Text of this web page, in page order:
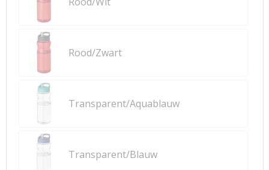
Rood/Zwart
Transparent/Aquablauw
Transparent/Blauw